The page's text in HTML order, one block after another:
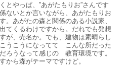
とやっぱ、”あがたもりお”さんです
ないとか言いながら、あがたもりお
。あがたの森と関係のある小説家、
てくるわけですから。だれでも発想
が、売名か。でも、建物は素晴らし
うこうになってて こんな所だった
ろうなって感じの 教育環境です。
から森がテーマですけど。